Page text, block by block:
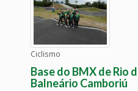
Ciclismo
Base do BMX de Rio
Balneário Camboriú